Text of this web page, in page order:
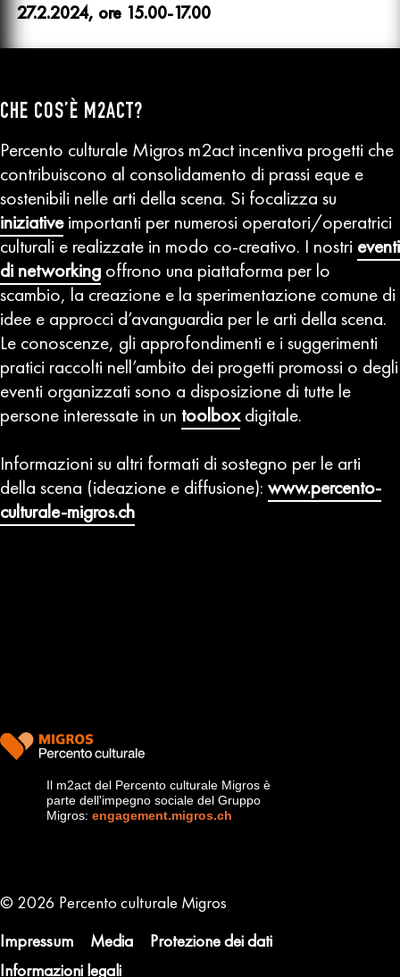
27.2.2024, ore 15.00-17.00
CHE COS’È M2ACT?
Percento culturale Migros m2act incentiva progetti che
contribuiscono al consolidamento di prassi eque e
sostenibili nelle arti della scena. Si focalizza su
iniziativeimportanti per numerosi operatori/operatrici
culturali e realizzate in modo co-creativo. I nostri eventi
di networking offrono una piattaforma per lo
scambio, la creazione e la sperimentazione comune di
idee e approcci d’avanguardia per le arti della scena.
Le conoscenze, gli approfondimenti e i suggerimenti
pratici raccolti nell’ambito dei progetti promossi o degli
eventi organizzati sono a disposizione di tutte le
persone interessate in un toolboxdigitale.
Informazioni su altri formati di sostegno per le arti
della scena (ideazione e diffusione): www.percento-
culturale-migros.ch
Il m2act del Percento culturale Migros è
parte dell'impegno sociale del Gruppo
Migros: engagement.migros.ch
© 2026 Percento culturale Migros
Metanavigation
Impressum
Media
Protezione dei dati
Informazioni legali